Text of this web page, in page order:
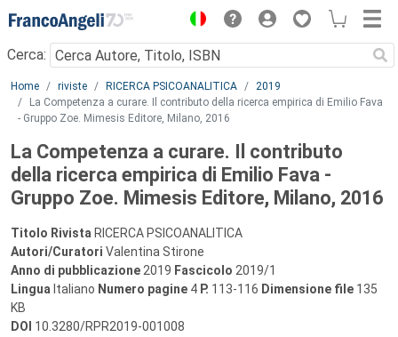
Menu
Cerca:
Main content
Home riviste RICERCA PSICOANALITICA
2019
La Competenza a curare. Il contributo della ricerca empirica di Emilio Fava
- Gruppo Zoe. Mimesis Editore, Milano, 2016
La Competenza a curare. Il contributo
della ricerca empirica di Emilio Fava -
Gruppo Zoe. Mimesis Editore, Milano, 2016
Titolo Rivista RICERCA PSICOANALITICA
Autori/Curatori Valentina Stirone
Anno di pubblicazione 2019 Fascicolo 2019/1
Lingua Italiano Numero pagine 4 P. 113-116 Dimensione file 135
KB
DOI 10.3280/RPR2019-001008